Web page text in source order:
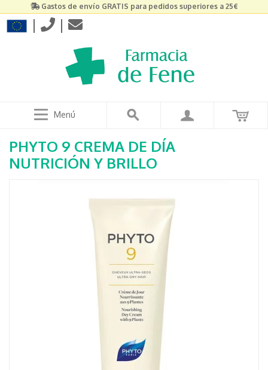
Gastos de envío GRATIS para pedidos superiores a 25€
| |
Menú
PHYTO 9 CREMA DE DÍA
NUTRICIÓN Y BRILLO